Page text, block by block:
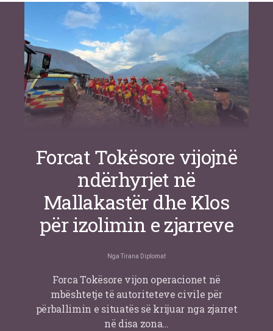
Or Shalom
Forcat Tokësore vijojnë
ndërhyrjet në
Mallakastër dhe Klos
për izolimin e zjarreve
Nga Tirana Diplomat
Forca Tokësore vijon operacionet në
mbështetje të autoriteteve civile për
përballimin e situatës së krijuar nga zjarret
në disa zona…